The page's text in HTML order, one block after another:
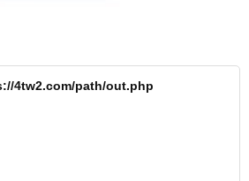
4tw2.com/path/out.php